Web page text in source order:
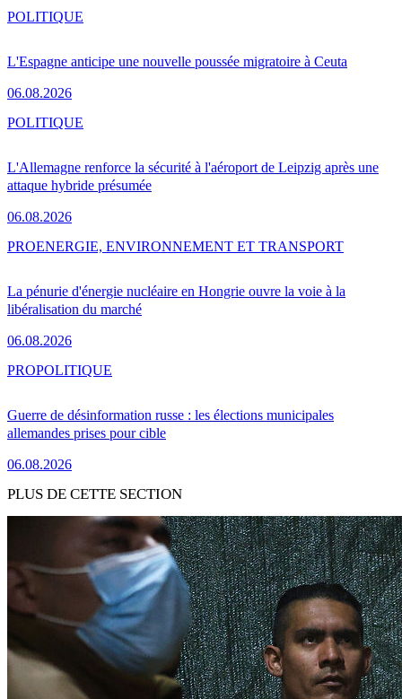
L'Espagne anticipe une nouvelle poussée migratoire à Ceuta
06.08.2026
POLITIQUE
L'Allemagne renforce la sécurité à l'aéroport de Leipzig après une
attaque hybride présumée
06.08.2026
POLITIQUE
La pénurie d'énergie nucléaire en Hongrie ouvre la voie à la
libéralisation du marché
06.08.2026
PROENERGIE, ENVIRONNEMENT ET TRANSPORT
Guerre de désinformation russe : les élections municipales
allemandes prises pour cible
06.08.2026
PROPOLITIQUE
PLUS DE CETTE SECTION